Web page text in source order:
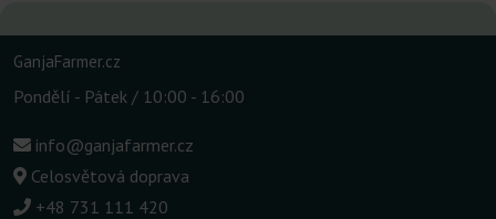
GanjaFarmer.cz
Pondělí - Pátek / 10:00 - 16:00
info@ganjafarmer.cz
Celosvětová doprava
+48 731 111 420